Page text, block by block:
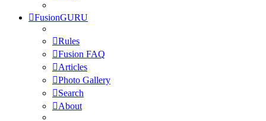
FusionGURU
Rules
Fusion FAQ
Articles
Photo Gallery
Search
About